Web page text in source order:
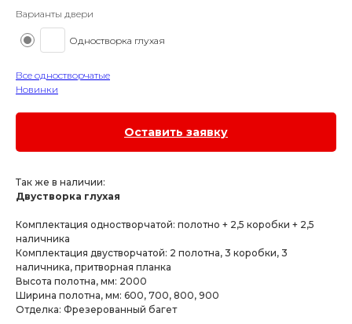
Варианты двери
Одностворка глухая
Все одностворчатые
Новинки
Оставить заявку
Так же в наличии:
Двустворка глухая
Комплектация одностворчатой: полотно + 2,5 коробки + 2,5
наличника
Комплектация двустворчатой: 2 полотна, 3 коробки, 3
наличника, притворная планка
Высота полотна, мм: 2000
Ширина полотна, мм: 600, 700, 800, 900
Отделка: Фрезерованный багет